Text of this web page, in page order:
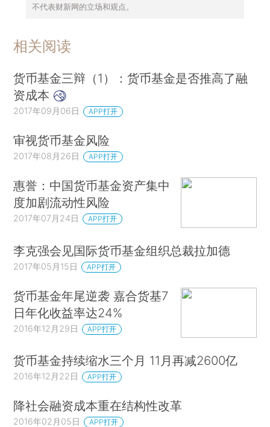
不代表财新网的立场和观点。
相关阅读
货币基金三辩（1）：货币基金是否推高了融
资成本
2017年09月06日 APP打开
审视货币基金风险
2017年08月26日 APP打开
惠誉：中国货币基金资产集中
度加剧流动性风险
2017年07月24日 APP打开
李克强会见国际货币基金组织总裁拉加德
2017年05月15日 APP打开
货币基金年尾逆袭 嘉合货基7
日年化收益率达24%
2016年12月29日 APP打开
货币基金持续缩水三个月 11月再减2600亿
2016年12月22日 APP打开
降社会融资成本重在结构性改革
2016年02月05日 APP打开